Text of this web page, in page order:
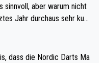
sinnvoll, aber warum nicht
Qualifikation des Weltmei